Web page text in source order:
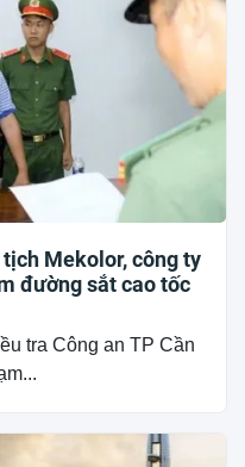
tịch Mekolor, công ty
đường sắt cao tốc
tra Công an TP Cần